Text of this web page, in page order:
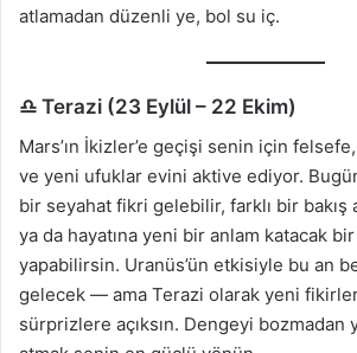
atlamadan düzenli ye, bol su iç.
♎ Terazi (23 Eylül – 22 Ekim)
Mars’ın İkizler’e geçişi senin için
ve yeni ufuklar evini aktive ediyor.
bir seyahat fikri gelebilir, farklı bir bakış
ya da hayatına yeni bir anlam katacak
yapabilirsin. Uranüs’ün etkisiyle bu an
gelecek — ama Terazi olarak yeni
sürprizlere açıksın. Dengeyi bozmadan